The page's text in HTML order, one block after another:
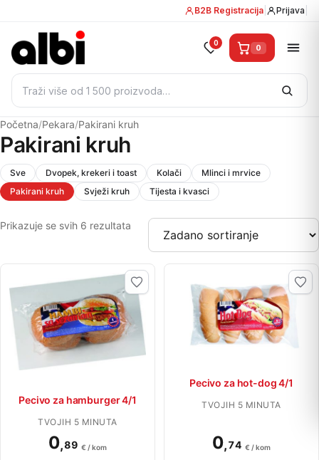
B2B Registracija Prijava
Pretraži:
0 0
Početna/Pekara/Pakirani kruh
Pakirani kruh
Sve Dvopek, krekeri i toast Kolači
Mlinci i mrvice
Pakirani kruh
Svježi kruh Tijesta i kvasci
Prikazuje se svih 6 rezultata
Pecivo za hamburger 4/1
TVOJIH 5 MINUTA
0,89 € / kom
Pecivo za hot-dog 4/1
TVOJIH 5 MINUTA
0,74 € / kom